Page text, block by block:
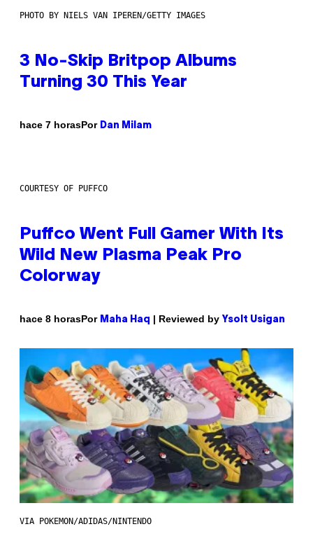
PHOTO BY NIELS VAN IPEREN/GETTY IMAGES
3 No-Skip Britpop Albums
Turning 30 This Year
hace 7 horasPor Dan Milam
COURTESY OF PUFFCO
Puffco Went Full Gamer With Its
Wild New Plasma Peak Pro
Colorway
hace 8 horasPor Maha Haq | Reviewed by Ysolt Usigan
VIA POKEMON/ADIDAS/NINTENDO